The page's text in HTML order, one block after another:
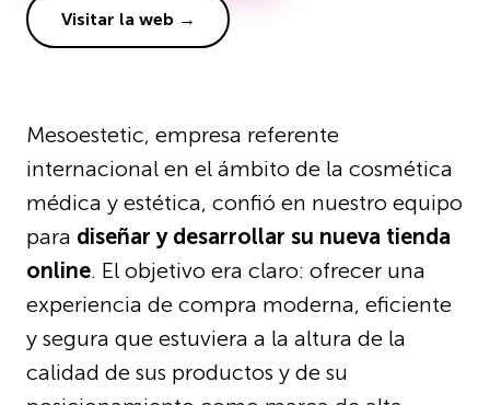
Visitar la web →
Mesoestetic, empresa referente
internacional en el ámbito de la cosmética
médica y estética, confió en nuestro equipo
para diseñar y desarrollar su nueva tienda
online. El objetivo era claro: ofrecer una
experiencia de compra moderna, eficiente
y segura que estuviera a la altura de la
calidad de sus productos y de su